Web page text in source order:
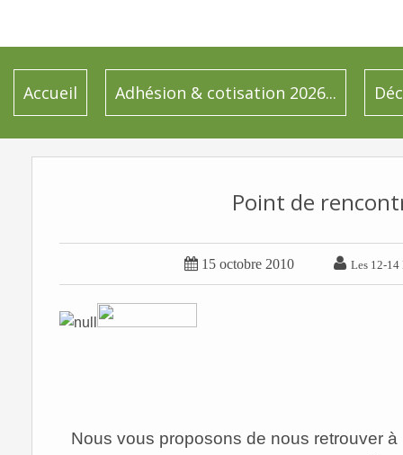
Accueil Adhésion & cotisation 2026...
Point de
 15 octobre 2010  Les 12-14
Nous vous proposons de nous retrouver